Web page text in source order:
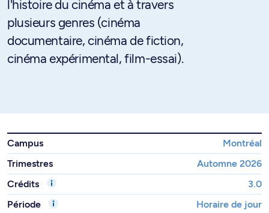
l'histoire du cinéma et à travers
plusieurs genres (cinéma
documentaire, cinéma de fiction,
cinéma expérimental, film-essai).
Campus
Montréal
Trimestres
Automne 2026
Crédits
3.0
Période
Horaire de jour